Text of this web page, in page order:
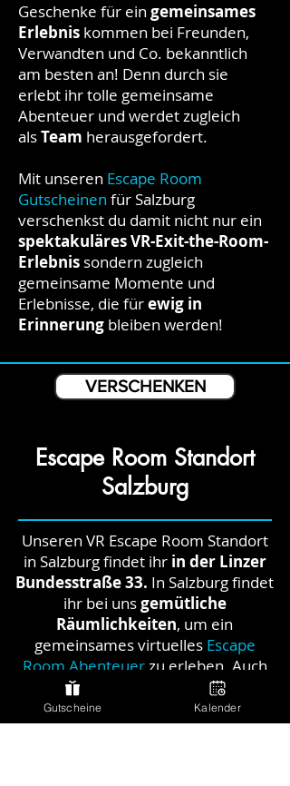
Geschenke für ein gemeinsames
Erlebnis kommen bei Freunden,
Verwandten und Co. bekanntlich
am besten an! Denn durch sie
erlebt ihr tolle gemeinsame
Abenteuer und werdet zugleich
alsTeam herausgefordert.
Mit unseren Escape Room
Gutscheinen für Salzburg
verschenkst du damit nicht nur ein
spektakuläres VR-Exit-the-Room-
Erlebnis sondern zugleich
gemeinsame Momente und
Erlebnisse, die fürewig in
Erinnerung bleiben werden!
VERSCHENKEN
Escape Room Standort
Salzburg
Unseren VR Escape Room Standort
in Salzburg findet ihr in der Linzer
Bundesstraße 33. In Salzburg findet
ihr bei unsgemütliche
Räumlichkeiten, um ein
gemeinsames virtuelles Escape
Room Abenteuer zu erleben. Auch
bei der Gestaltung unserer Escape
Room Räume in Salzburg legen wir
viel Wert auf eine
Gutscheine Kalender